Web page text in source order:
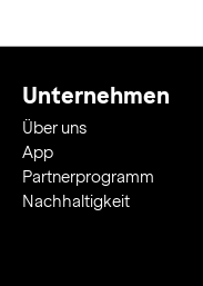
Unternehmen
Über uns
App
Partnerprogramm
Nachhaltigkeit